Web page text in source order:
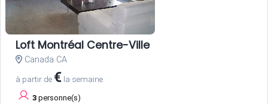
Loft Montréal Centre-Ville
Canada CA
à partir de € la semaine
3 personne(s)